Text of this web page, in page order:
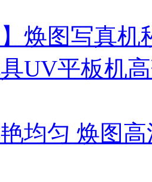
】焕图写真
UV平板机
均匀 焕图